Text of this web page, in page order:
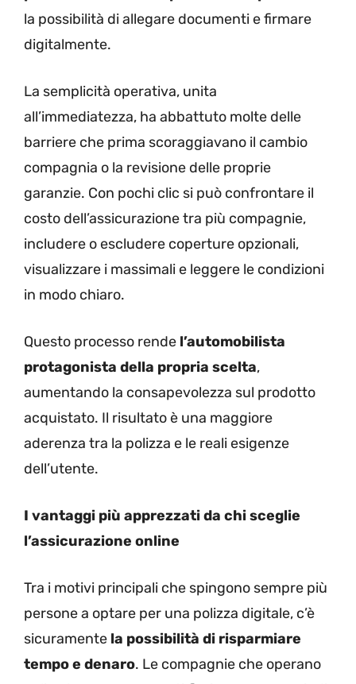
la possibilità di allegare documenti e firmare
digitalmente.
La semplicità operativa, unita
all’immediatezza, ha abbattuto molte delle
barriere che prima scoraggiavano il cambio
compagnia o la revisione delle proprie
garanzie. Con pochi clic si può confrontare il
costo dell’assicurazione tra più compagnie,
includere o escludere coperture opzionali,
visualizzare i massimali e leggere le condizioni
in modo chiaro.
Questo processo rende l’automobilista
protagonista della propria scelta,
aumentando la consapevolezza sul prodotto
acquistato. Il risultato è una maggiore
aderenza tra la polizza e le reali esigenze
dell’utente.
I vantaggi più apprezzati da chi sceglie
l’assicurazione online
Tra i motivi principali che spingono sempre più
persone a optare per una polizza digitale, c’è
sicuramente la possibilità di risparmiare
tempo e denaro. Le compagnie che operano